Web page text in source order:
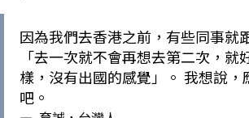
因為我們去香港之前，有些同事就
「去一次就不會再想去第二次，就
樣，沒有出國的感覺」。 我想說，
吧。